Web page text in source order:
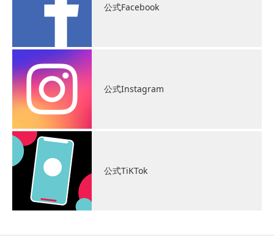
公式Facebook
公式Instagram
公式TiKTok